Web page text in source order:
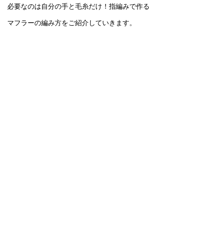
必要なのは自分の手と毛糸だけ！指編みで作る
マフラーの編み方をご紹介していきます。